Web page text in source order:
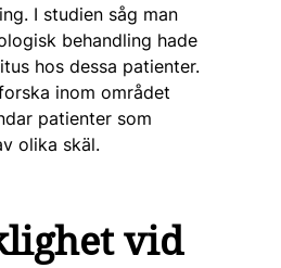
I studien såg man
behandling hade
hos dessa patienter.
inom området
patienter som
olika skäl.
vid